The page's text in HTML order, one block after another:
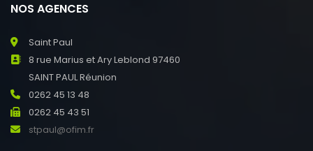
NOS AGENCES
Saint Paul
8 rue Marius et Ary Leblond 97460
SAINT PAUL Réunion
0262 45 13 48
0262 45 43 51
stpaul@ofim.fr